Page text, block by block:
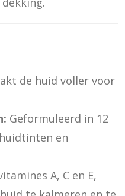
de huid voller voor
Geformuleerd in 12
en
A, C en E,